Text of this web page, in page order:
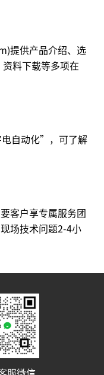
提供产品介绍、选
料下载等多项在
自动化”，可了解
客户享专属服务团
场技术问题2-4小
服微信